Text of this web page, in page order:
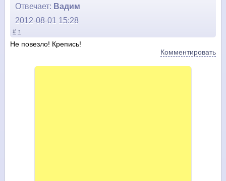
Отвечает: Вадим
2012-08-01 15:28
# ↑
Не повезло! Крепись!
Комментировать